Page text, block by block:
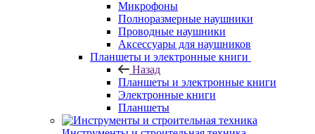
Микрофоны
Полноразмерные наушники
Проводные наушники
Аксессуары для наушников
Планшеты и электронные книги
Назад
Планшеты и электронные книги
Электронные книги
Планшеты